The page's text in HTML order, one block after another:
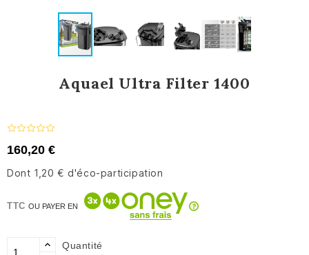
Aquael Ultra Filter 1400
160,20 €
Dont 1,20 € d'éco-participation
TTCOU PAYER EN
Quantité